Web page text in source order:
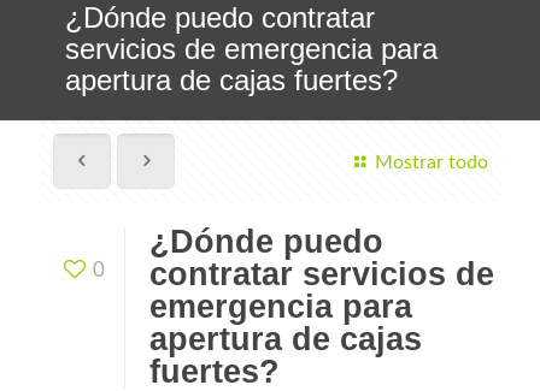
¿Dónde puedo contratar
servicios de emergencia para
apertura de cajas fuertes?
Mostrar todo
0
¿Dónde puedo
contratar servicios de
emergencia para
apertura de cajas
fuertes?